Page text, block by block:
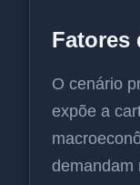
Fatores
O cenário
expõe a
demandam